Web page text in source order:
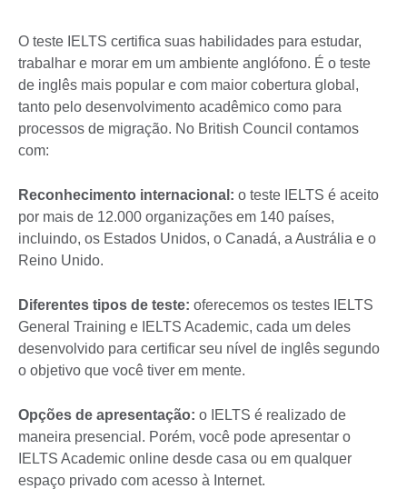
O teste IELTS certifica suas habilidades para estudar,
trabalhar e morar em um ambiente anglófono. É o teste
de inglês mais popular e com maior cobertura global,
tanto pelo desenvolvimento acadêmico como para
processos de migração. No British Council contamos
com:
Reconhecimento internacional: o teste IELTS é aceito
por mais de 12.000 organizações em 140 países,
incluindo, os Estados Unidos, o Canadá, a Austrália e o
Reino Unido.
Diferentes tipos de teste: oferecemos os testes IELTS
General Training e IELTS Academic, cada um deles
desenvolvido para certificar seu nível de inglês segundo
o objetivo que você tiver em mente.
Opções de apresentação: o IELTS é realizado de
maneira presencial. Porém, você pode apresentar o
IELTS Academic online desde casa ou em qualquer
espaço privado com acesso à Internet.